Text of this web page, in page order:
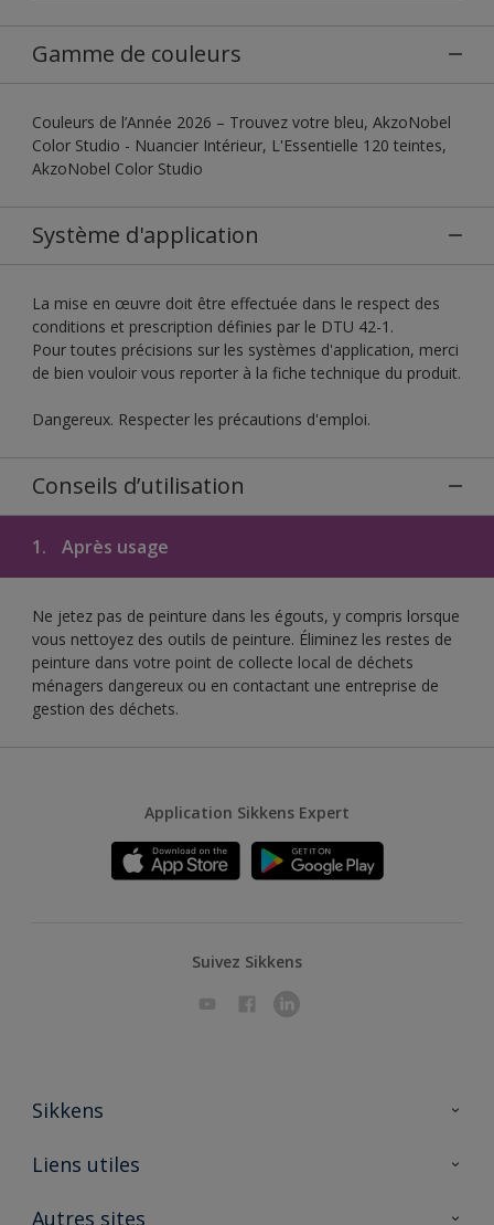
Gamme de couleurs
Couleurs de l’Année 2026 – Trouvez votre bleu, AkzoNobel
Color Studio - Nuancier Intérieur, L'Essentielle 120 teintes,
AkzoNobel Color Studio
Système d'application
La mise en œuvre doit être effectuée dans le respect des
conditions et prescription définies par le DTU 42-1.
Pour toutes précisions sur les systèmes d'application, merci
de bien vouloir vous reporter à la fiche technique du produit.
Dangereux. Respecter les précautions d'emploi.
Conseils d’utilisation
1. Après usage
Ne jetez pas de peinture dans les égouts, y compris lorsque
vous nettoyez des outils de peinture. Éliminez les restes de
peinture dans votre point de collecte local de déchets
ménagers dangereux ou en contactant une entreprise de
gestion des déchets.
Application Sikkens Expert
Suivez Sikkens
Sikkens
A propos de Sikkens
Liens utiles
Ouvrir un magasin PASS
Autres sites